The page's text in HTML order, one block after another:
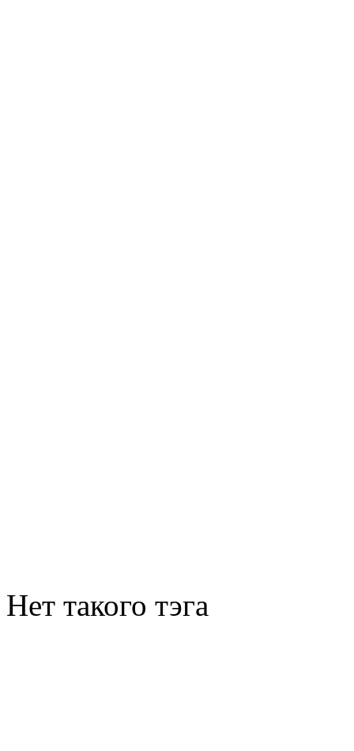
Нет такого тэга